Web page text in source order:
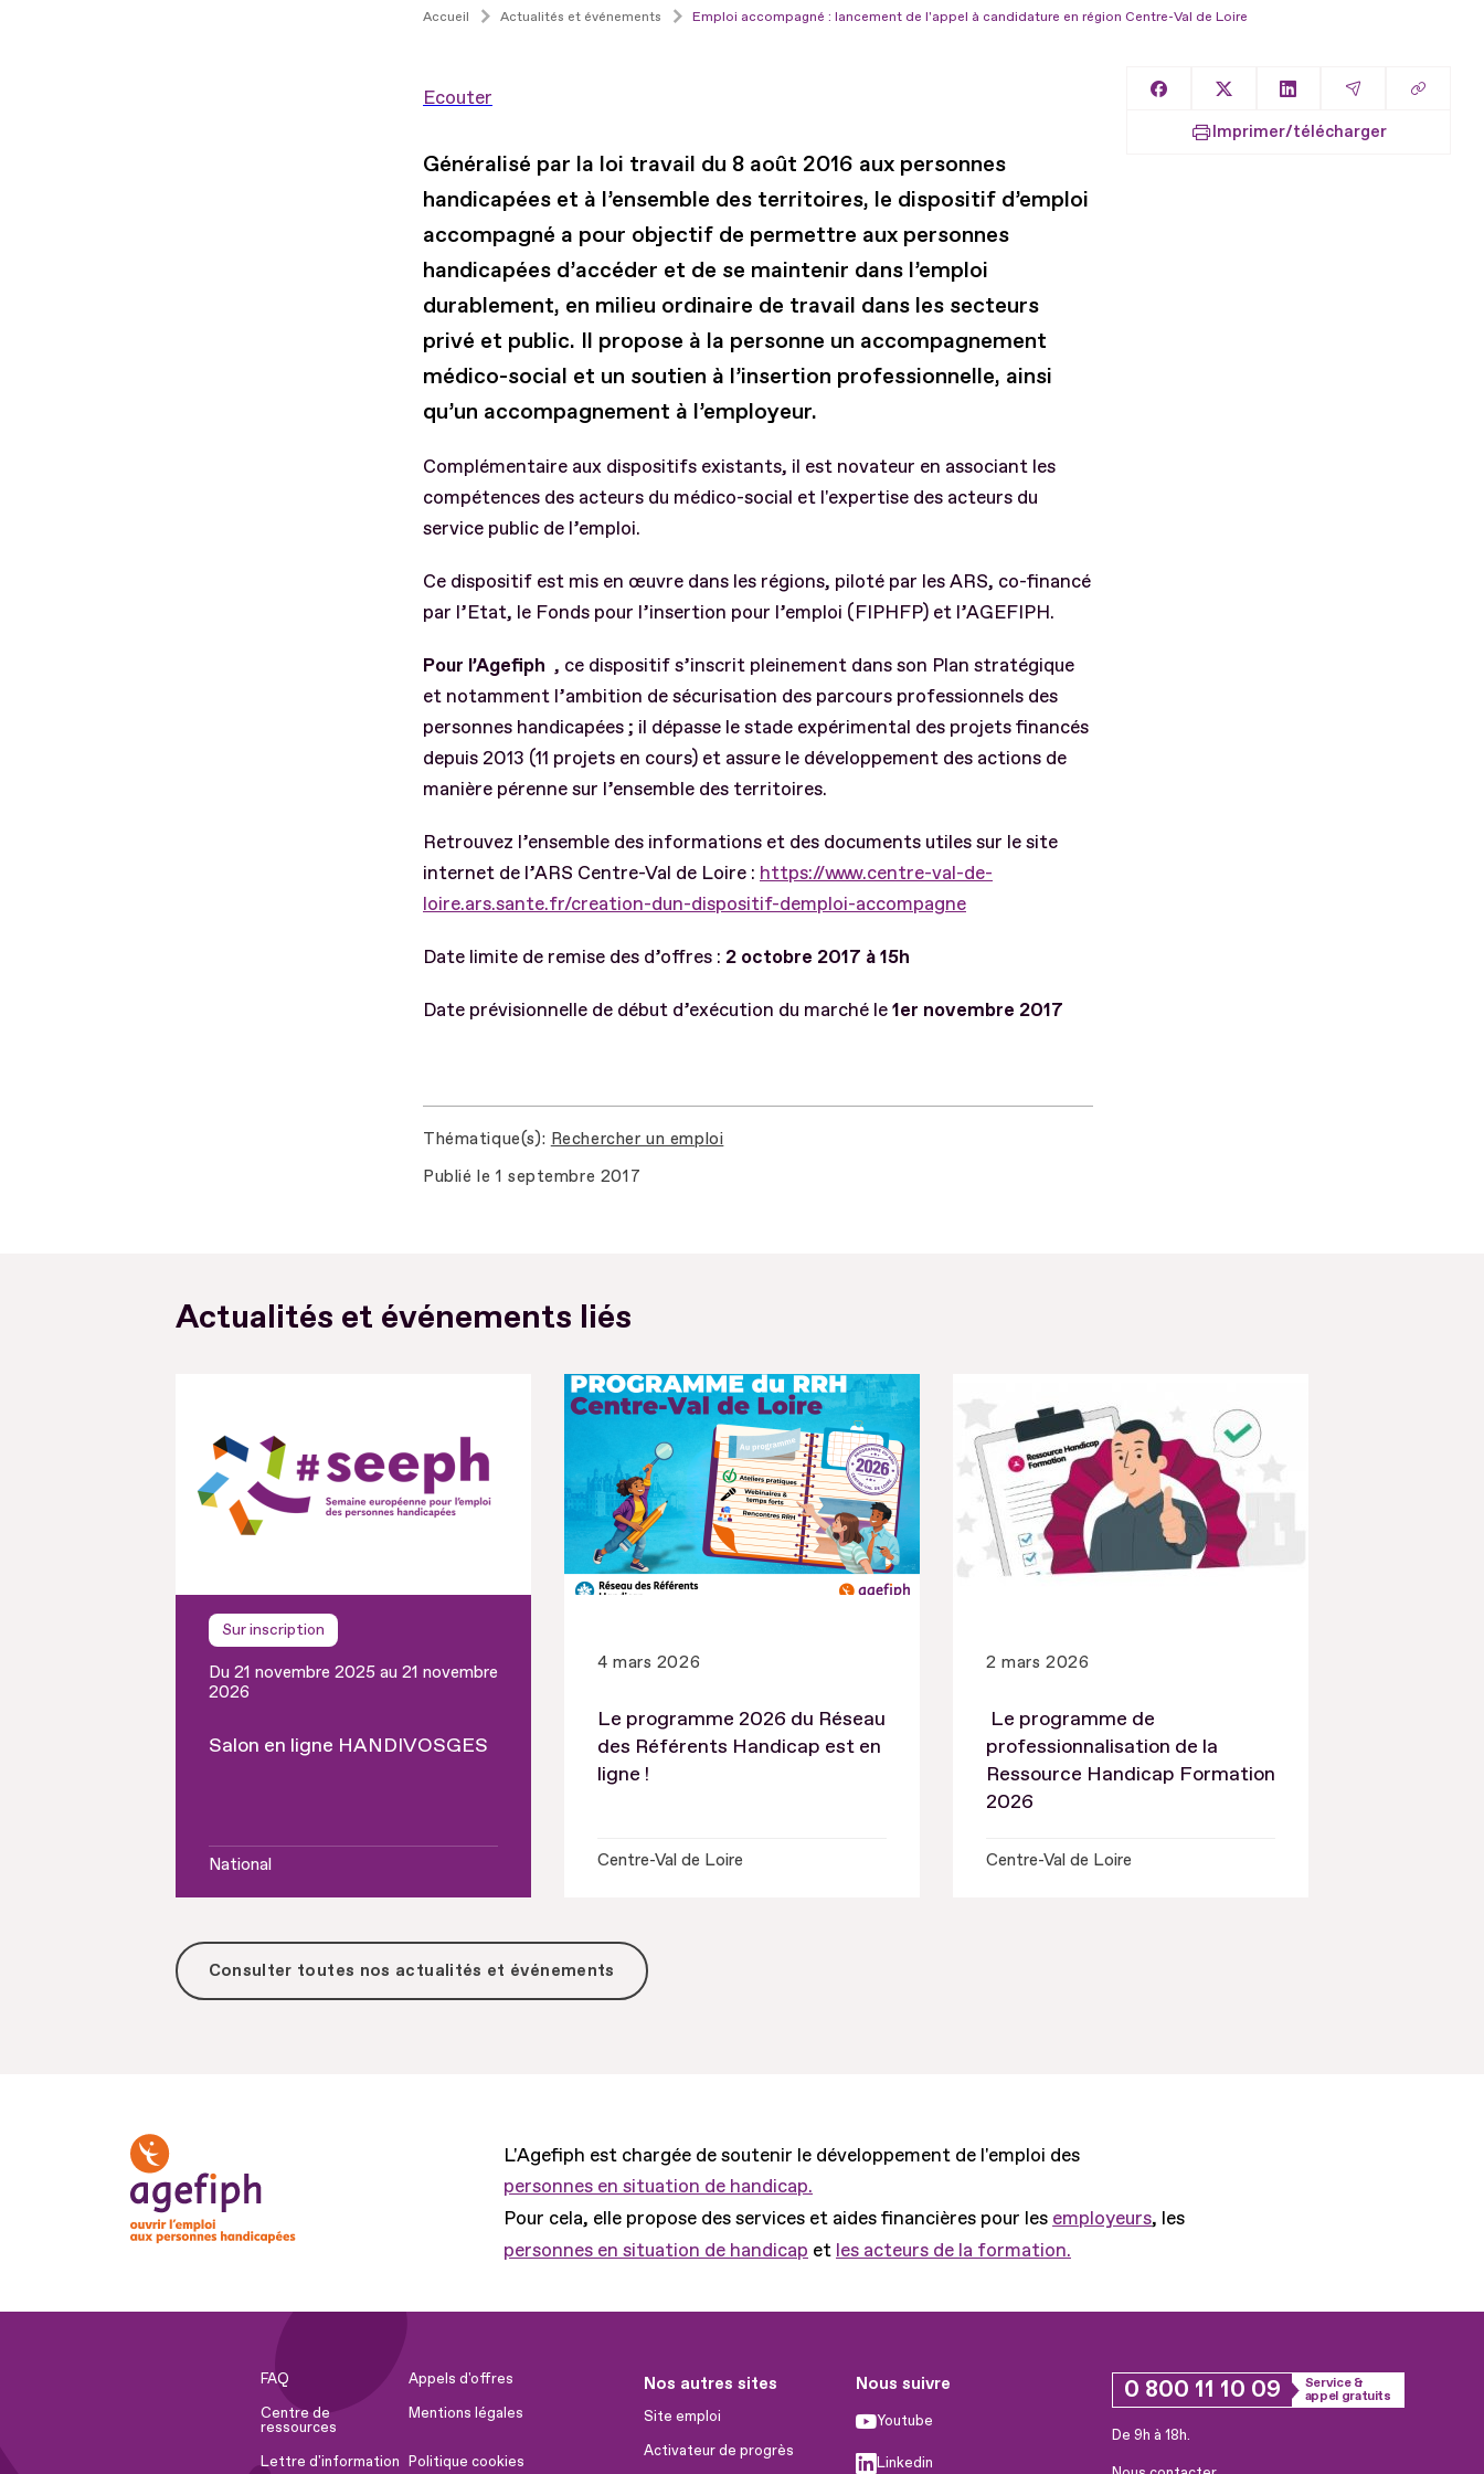
Accueil Actualités et événements Emploi accompagné : lancement de l'appel à candidature en région Centre-Val de Loire
Ecouter
Généralisé par la loi travail du 8 août 2016 aux personnes
handicapées et à l’ensemble des territoires, le dispositif d’emploi
accompagné a pour objectif de permettre aux personnes
handicapées d’accéder et de se maintenir dans l’emploi
durablement, en milieu ordinaire de travail dans les secteurs
privé et public. Il propose à la personne un accompagnement
médico-social et un soutien à l’insertion professionnelle, ainsi
qu’un accompagnement à l’employeur.
Complémentaire aux dispositifs existants, il est novateur en associant les
compétences des acteurs du médico-social et l'expertise des acteurs du
service public de l’emploi.
Ce dispositif est mis en œuvre dans les régions, piloté par les ARS, co-financé
par l’Etat, le Fonds pour l’insertion pour l’emploi (FIPHFP) et l’AGEFIPH.
Pour l’Agefiph , ce dispositif s’inscrit pleinement dans son Plan stratégique
et notamment l’ambition de sécurisation des parcours professionnels des
personnes handicapées ; il dépasse le stade expérimental des projets financés
depuis 2013 (11 projets en cours) et assure le développement des actions de
manière pérenne sur l’ensemble des territoires.
Retrouvez l’ensemble des informations et des documents utiles sur le site
internet de l’ARS Centre-Val de Loire : https://www.centre-val-de-
loire.ars.sante.fr/creation-dun-dispositif-demploi-accompagne
Date limite de remise des d’offres : 2 octobre 2017 à 15h
Date prévisionnelle de début d’exécution du marché le1er novembre 2017
Thématique(s) Rechercher un emploi
Publié le 1 septembre 2017
Partager sur Facebook
Partager sur XPartager sur LinkedIn
Partager par
Copier
Imprimer/télécharger
Actualités et événements liés
Sur inscription
Du 21 novembre 2025 au 21 novembre
2026
Salon en ligne HANDIVOSGES
National
4 mars 2026
Le programme 2026 du Réseau
des Référents Handicap est en
ligne !
Centre-Val de Loire
2 mars 2026
Le programme de
professionnalisation de la
Ressource Handicap Formation
2026
Centre-Val de Loire
Consulter toutes nos actualités et événements
L'Agefiph est chargée de soutenir le développement de l'emploi des
personnes en situation de handicap.
Pour cela, elle propose des services et aides financières pour les employeurs, les
personnes en situation de handicap et les acteurs de la formation.
FAQ
Appels d'offres
Centre de
ressources
Mentions légales
Lettre d'information Politique cookies
Nos autres sites
Site emploi
Activateur de progrès
Nous suivre
Youtube
Linkedin
0 800 11 10 09
Service &
appel gratuits
De 9h à 18h.